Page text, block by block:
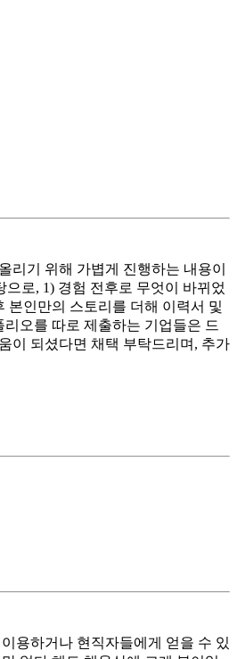
리기 위해 가볍게 진행하는 내용이
로, 1) 경험 전후로 무엇이 바뀌었
본인만의 스토리를 더해 이력서 및
오를 따로 제출하는 기업들은 드
이 되셨다면 채택 부탁드리며, 추가
용하거나 현직자들에게 얻을 수 있